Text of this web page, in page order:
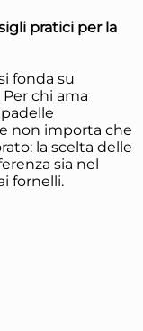
pratici per la
fonda su
chi ama
non importa che
la scelta delle
sia nel
fornelli.